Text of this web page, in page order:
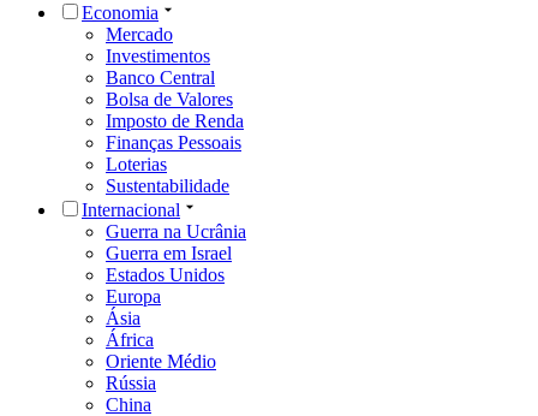
Economia
Mercado
Investimentos
Banco Central
Bolsa de Valores
Imposto de Renda
Finanças Pessoais
Loterias
Sustentabilidade
Internacional
Guerra na Ucrânia
Guerra em Israel
Estados Unidos
Europa
Ásia
África
Oriente Médio
Rússia
China